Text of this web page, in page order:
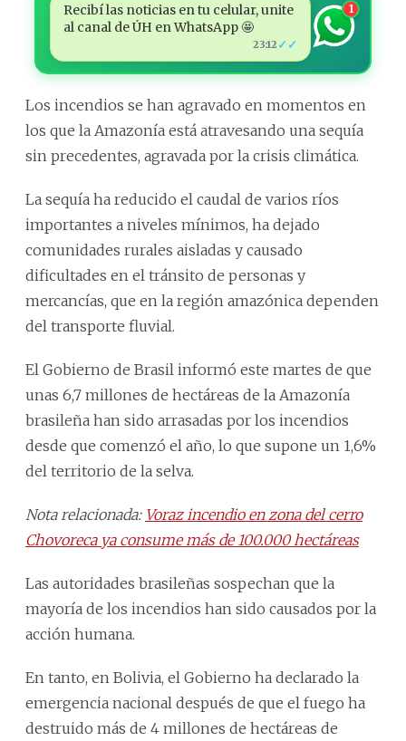
Recibí las noticias en tu celular, unite
al canal de ÚH en WhatsApp 🤩
23:12 ✓✓
1
Los incendios se han agravado en momentos en
los que la Amazonía está atravesando una sequía
sin precedentes, agravada por la crisis climática.
La sequía ha reducido el caudal de varios ríos
importantes a niveles mínimos, ha dejado
comunidades rurales aisladas y causado
dificultades en el tránsito de personas y
mercancías, que en la región amazónica dependen
del transporte fluvial.
El Gobierno de Brasil informó este martes de que
unas 6,7 millones de hectáreas de la Amazonía
brasileña han sido arrasadas por los incendios
desde que comenzó el año, lo que supone un 1,6%
del territorio de la selva.
Nota relacionada: Voraz incendio en zona del cerro
Chovoreca ya consume más de 100.000 hectáreas
Las autoridades brasileñas sospechan que la
mayoría de los incendios han sido causados por la
acción humana.
En tanto, en Bolivia, el Gobierno ha declarado la
emergencia nacional después de que el fuego ha
destruido más de 4 millones de hectáreas de